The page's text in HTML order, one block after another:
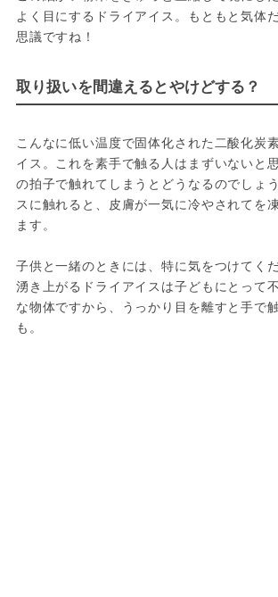
よく目にするドライアイス。もともと気体
思議ですね！
取り扱いを間違えるとやけどする？
こんなに低い温度で固体化された二酸化炭
イス。これを素手で触る人はまずいないと
の拍子で触れてしまうとどうなるのでしょ
スに触れると、皮膚が一気に冷やされてを
ます。
子供と一緒のときには、特に気をつけてく
湧き上がるドライアイスは子どもにとって
な物体ですから、うっかり目を離すと手で
も。